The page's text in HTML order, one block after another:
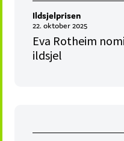
Ildsjelprisen
22. oktober 2025
Eva Rotheim
ildsjel